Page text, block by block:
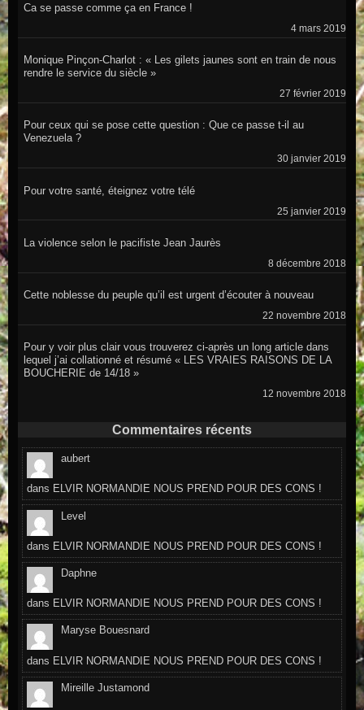
Ca se passe comme ça en France !
4 mars 2019
Monique Pinçon-Charlot : « Les gilets jaunes sont en train de nous
rendre le service du siècle »
27 février 2019
Pour ceux qui se pose cette question : Que ce passe t-il au
Venezuela ?
30 janvier 2019
Pour votre santé, éteignez votre télé
25 janvier 2019
La violence selon le pacifiste Jean Jaurès
8 décembre 2018
Cette noblesse du peuple qu’il est urgent d’écouter à nouveau
22 novembre 2018
Pour y voir plus clair vous trouverez ci-après un long article dans
lequel j’ai collationné et résumé « LES VRAIES RAISONS DE LA
BOUCHERIE de 14/18 »
12 novembre 2018
Commentaires récents
aubert
dans ELVIR NORMANDIE NOUS PREND POUR DES CONS !
Level
dans ELVIR NORMANDIE NOUS PREND POUR DES CONS !
Daphne
dans ELVIR NORMANDIE NOUS PREND POUR DES CONS !
Maryse Bouesnard
dans ELVIR NORMANDIE NOUS PREND POUR DES CONS !
Mireille Justamond